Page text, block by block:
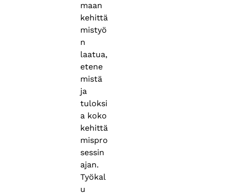
maan
kehittä
mistyö
n
laatua,
etene
mistä
ja
tuloksi
a koko
kehittä
mispro
sessin
ajan.
Työkal
u